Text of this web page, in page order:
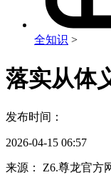
全知识 >
落实从体
发布时间：
2026-04-15 06:57
来源： Z6.尊龙官方